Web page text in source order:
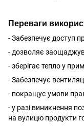
Переваги
- Забезпечує доступ
- дозволяє
- зберігає тепло у
- Забезпечує
- покращує умови
- у разі виникнення
на вулицю продукти